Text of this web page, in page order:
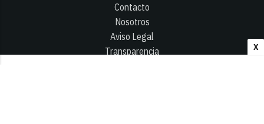
X
Contacto
Nosotros
Aviso Legal
Transparencia